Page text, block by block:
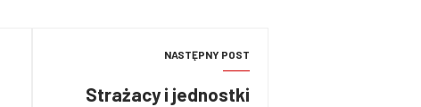
NASTĘPNY POST
Strażacy i jednostki